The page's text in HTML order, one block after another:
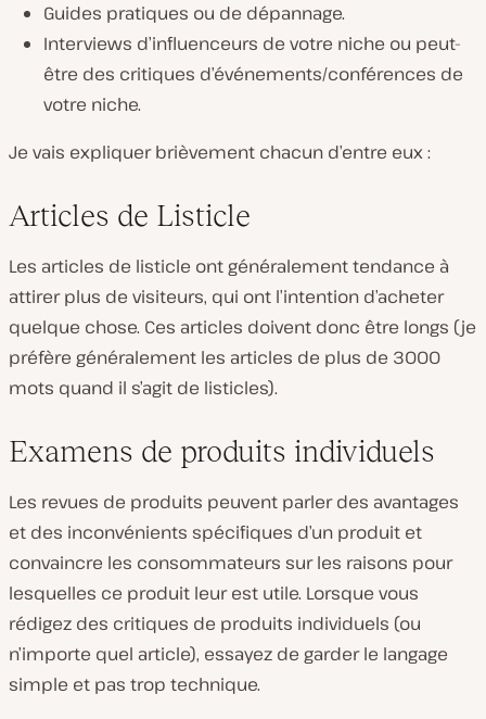
Guides pratiques ou de dépannage.
Interviews d’influenceurs de votre niche ou peut-
être des critiques d’événements/conférences de
votre niche.
Je vais expliquer brièvement chacun d’entre eux :
Articles de Listicle
Les articles de listicle ont généralement tendance à
attirer plus de visiteurs, qui ont l’intention d’acheter
quelque chose. Ces articles doivent donc être longs (je
préfère généralement les articles de plus de 3000
mots quand il s’agit de listicles).
Examens de produits individuels
Les revues de produits peuvent parler des avantages
et des inconvénients spécifiques d’un produit et
convaincre les consommateurs sur les raisons pour
lesquelles ce produit leur est utile. Lorsque vous
rédigez des critiques de produits individuels (ou
n’importe quel article), essayez de garder le langage
simple et pas trop technique.